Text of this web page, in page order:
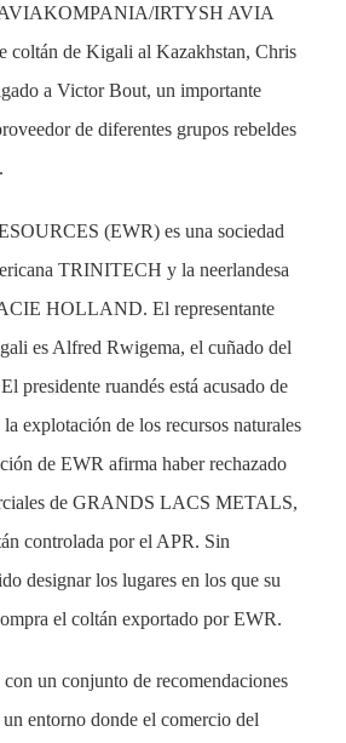
IRTYSH AVIA
coltán de Kigali al Kazakhstan, Chris
a Victor Bout, un importante
de diferentes grupos rebeldes
(EWR) es una sociedad
TRINITECH y la neerlandesa
HOLLAND. El representante
es Alfred Rwigema, el cuñado del
presidente ruandés está acusado de
explotación de los recursos naturales
de EWR afirma haber rechazado
de GRANDS LACS METALS,
controlada por el APR. Sin
designar los lugares en los que su
el coltán exportado por EWR.
un conjunto de recomendaciones
un entorno donde el comercio del